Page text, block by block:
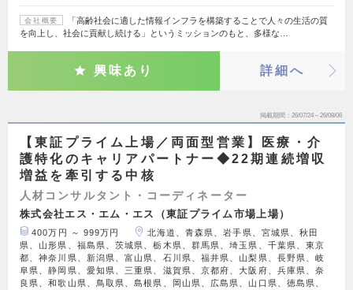
会社概要
「高齢社会に適した情報インフラを構築することで人々の生活の質
を向上し、社会に貢献し続ける」というミッションのもと、多様な…
興味あり 詳細へ
掲載期間 26/07/24～26/08/06
【東証プライム上場／両面型営業】医療・介
護特化のキャリアパートナー◆22期連続増収
増益を牽引する中核
人材コンサルタント・コーディネーター
株式会社エス・エム・エス（東証プライム市場上場）
400万円 ～ 999万円
北海道、青森県、岩手県、宮城県、秋田
県、山形県、福島県、茨城県、栃木県、群馬県、埼玉県、千葉県、東京
都、神奈川県、新潟県、富山県、石川県、福井県、山梨県、長野県、岐
阜県、静岡県、愛知県、三重県、滋賀県、京都府、大阪府、兵庫県、奈
良県、和歌山県、鳥取県、島根県、岡山県、広島県、山口県、徳島県、